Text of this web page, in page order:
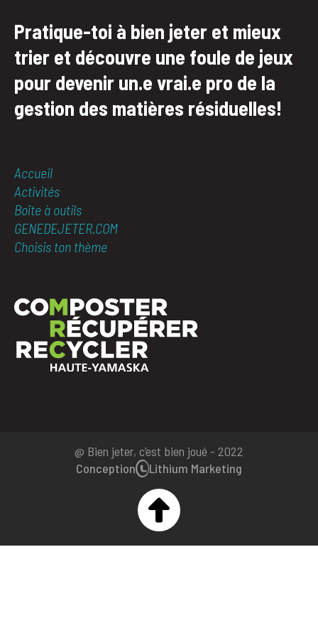
Pratique-toi à bien jeter et mieux
trier et découvre une foule de jeux
pour devenir un.e vrai.e pro de la
gestion des matières résiduelles!
Accueil
Activités
Boîte à outils
GENEDEJETER.COM
Choisis ton thème
@ Bien jeter, c’est bien joué - 2022
Conception
Lithium Marketing